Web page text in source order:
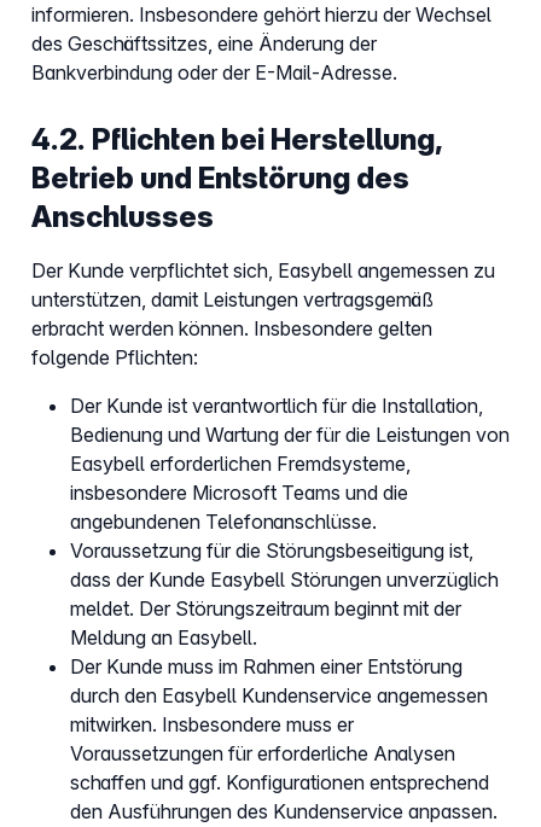
informieren. Insbesondere gehört hierzu der Wechsel
des Geschäftssitzes, eine Änderung der
Bankverbindung oder der E-Mail-Adresse.
4.2. Pflichten bei Herstellung,
Betrieb und Entstörung des
Anschlusses
Der Kunde verpflichtet sich, Easybell angemessen zu
unterstützen, damit Leistungen vertragsgemäß
erbracht werden können. Insbesondere gelten
folgende Pflichten:
Der Kunde ist verantwortlich für die Installation,
Bedienung und Wartung der für die Leistungen von
Easybell erforderlichen Fremdsysteme,
insbesondere Microsoft Teams und die
angebundenen Telefonanschlüsse.
Voraussetzung für die Störungsbeseitigung ist,
dass der Kunde Easybell Störungen unverzüglich
meldet. Der Störungszeitraum beginnt mit der
Meldung an Easybell.
Der Kunde muss im Rahmen einer Entstörung
durch den Easybell Kundenservice angemessen
mitwirken. Insbesondere muss er
Voraussetzungen für erforderliche Analysen
schaffen und ggf. Konfigurationen entsprechend
den Ausführungen des Kundenservice anpassen.